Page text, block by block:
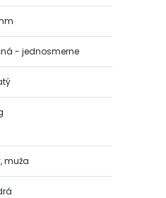
- jednosmerne
muža